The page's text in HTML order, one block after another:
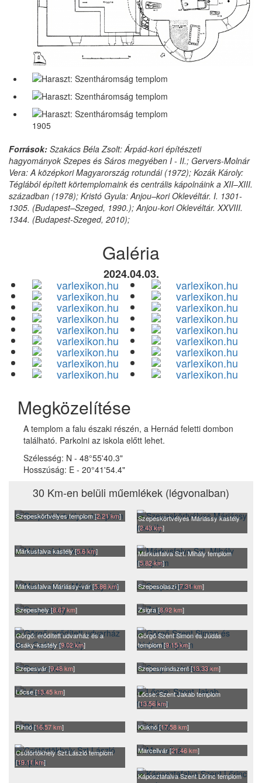
1905
Források: Szakács Béla Zsolt: Árpád-kori építészeti
hagyományok Szepes és Sáros megyében I - II.; Gervers-Molnár
Vera: A középkori Magyarország rotundái (1972); Kozák Károly:
Téglából épített körtemplomaink és centrális kápolnáink a XII–XIII.
században (1978); Kristó Gyula: Anjou–kori Oklevéltár. I. 1301-
1305. (Budapest–Szeged, 1990.); Anjou-kori Oklevéltár. XXVIII.
1344. (Budapest-Szeged, 2010);
Galéria
2024.04.03.
Megközelítése
A templom a falu északi részén, a Hernád feletti dombon
található. Parkolni az iskola előtt lehet.
Szélesség: N - 48°55'40.3"
Hosszúság: E - 20°41'54.4"
30 Km-en belüli műemlékek (légvonalban)
Szepeskörtvélyes templom [2.21 km]
Szepeskörtvélyes Máriássy kastély
[2.43 km]
Márkusfalva kastély [5.6 km]
Márkusfalva Szt. Mihály templom
[5.82 km]
Márkusfalva Máriássy-vár [5.86 km] Szepesolaszi [7.31 km]
Szepeshely [8.67 km] Zsigra [8.92 km]
Görgő: erődített udvarház és a
Csáky-kastély [9.02 km]
Görgő Szent Simon és Júdás
templom [9.15 km]
Szepesvár [9.48 km] Szepesmindszent [13.33 km]
Lőcse [13.45 km]
Lőcse: Szent Jakab templom
[13.56 km]
Rihnó [16.57 km] Kluknó [17.58 km]
Csütörtökhely Szt.László templom
[19.11 km]
Marcellvár [21.46 km]
Káposztafalva Szent Lőrinc templom